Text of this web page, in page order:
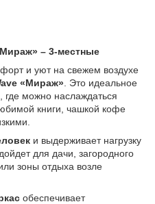
– 3-местные
и уют на свежем воздухе
«Мираж» . Это идеальное
где можно наслаждаться
книги, чашкой кофе
и выдерживает нагрузку
для дачи, загородного
зоны отдыха возле
обеспечивает